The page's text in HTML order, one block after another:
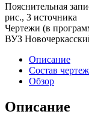
Пояснительная
рис., 3 источника
Чертежи (в
ВУЗ
Описание
Состав
Обзор
Описание